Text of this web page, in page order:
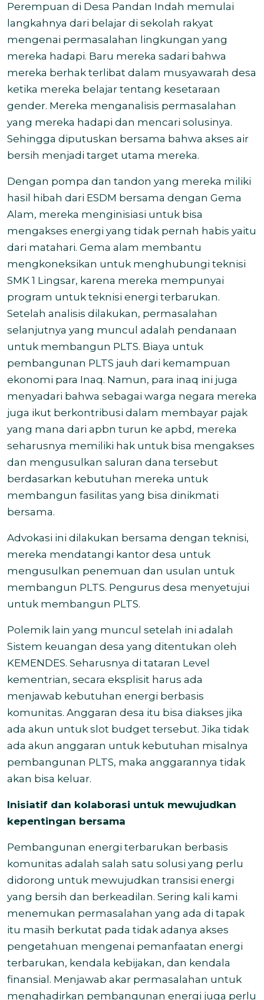
Perempuan di Desa Pandan Indah memulai
langkahnya dari belajar di sekolah rakyat
mengenai permasalahan lingkungan yang
mereka hadapi. Baru mereka sadari bahwa
mereka berhak terlibat dalam musyawarah desa
ketika mereka belajar tentang kesetaraan
gender. Mereka menganalisis permasalahan
yang mereka hadapi dan mencari solusinya.
Sehingga diputuskan bersama bahwa akses air
bersih menjadi target utama mereka.
Dengan pompa dan tandon yang mereka miliki
hasil hibah dari ESDM bersama dengan Gema
Alam, mereka menginisiasi untuk bisa
mengakses energi yang tidak pernah habis yaitu
dari matahari. Gema alam membantu
mengkoneksikan untuk menghubungi teknisi
SMK 1 Lingsar, karena mereka mempunyai
program untuk teknisi energi terbarukan.
Setelah analisis dilakukan, permasalahan
selanjutnya yang muncul adalah pendanaan
untuk membangun PLTS. Biaya untuk
pembangunan PLTS jauh dari kemampuan
ekonomi para Inaq. Namun, para inaq ini juga
menyadari bahwa sebagai warga negara mereka
juga ikut berkontribusi dalam membayar pajak
yang mana dari apbn turun ke apbd, mereka
seharusnya memiliki hak untuk bisa mengakses
dan mengusulkan saluran dana tersebut
berdasarkan kebutuhan mereka untuk
membangun fasilitas yang bisa dinikmati
bersama.
Advokasi ini dilakukan bersama dengan teknisi,
mereka mendatangi kantor desa untuk
mengusulkan penemuan dan usulan untuk
membangun PLTS. Pengurus desa menyetujui
untuk membangun PLTS.
Polemik lain yang muncul setelah ini adalah
Sistem keuangan desa yang ditentukan oleh
KEMENDES. Seharusnya di tataran Level
kementrian, secara eksplisit harus ada
menjawab kebutuhan energi berbasis
komunitas. Anggaran desa itu bisa diakses jika
ada akun untuk slot budget tersebut. Jika tidak
ada akun anggaran untuk kebutuhan misalnya
pembangunan PLTS, maka anggarannya tidak
akan bisa keluar.
Inisiatif dan kolaborasi untuk mewujudkan
kepentingan bersama
Pembangunan energi terbarukan berbasis
komunitas adalah salah satu solusi yang perlu
didorong untuk mewujudkan transisi energi
yang bersih dan berkeadilan. Sering kali kami
menemukan permasalahan yang ada di tapak
itu masih berkutat pada tidak adanya akses
pengetahuan mengenai pemanfaatan energi
terbarukan, kendala kebijakan, dan kendala
finansial. Menjawab akar permasalahan untuk
menghadirkan pembangunan energi juga perlu